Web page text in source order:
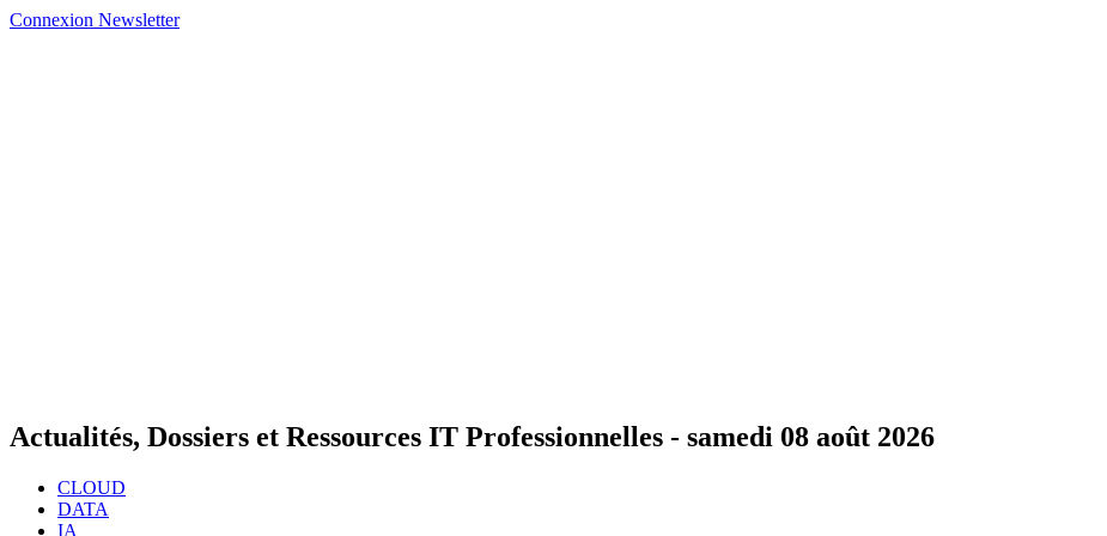
Connexion Newsletter
Actualités, Dossiers et Ressources IT Professionnelles - samedi 08 août 2026
CLOUD
DATA
IA